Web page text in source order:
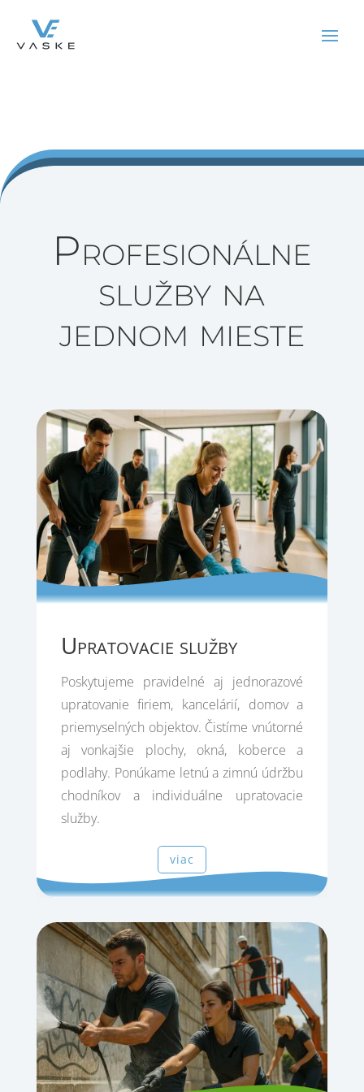
Profesionálne
služby na
jednom mieste
Upratovacie služby
Poskytujeme pravidelné aj jednorazové
upratovanie firiem, kancelárií, domov a
priemyselných objektov. Čistíme vnútorné
aj vonkajšie plochy, okná, koberce a
podlahy. Ponúkame letnú a zimnú údržbu
chodníkov a individuálne upratovacie
služby.
viac